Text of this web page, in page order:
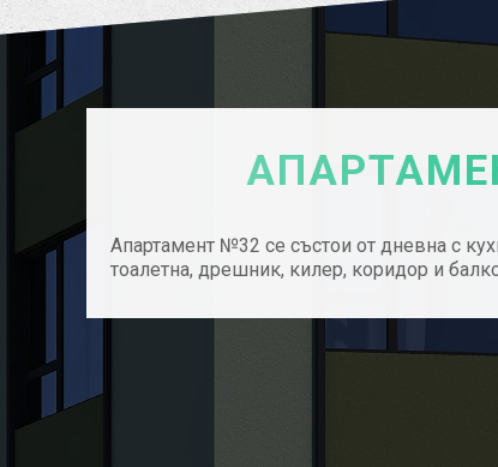
Апартамент №32 се състои от дневна с
тоалетна, дрешник, килер, коридор и